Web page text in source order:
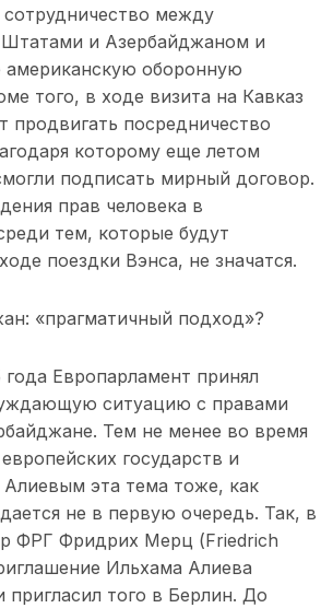
сотрудничество между
и Азербайджаном и
американскую оборонную
того, в ходе визита на Кавказ
продвигать посредничество
которому еще летом
подписать мирный договор.
прав человека в
тем, которые будут
поездки Вэнса, не значатся.
«прагматичный подход»?
года Европарламент принял
ситуацию с правами
Тем не менее во время
государств и
Алиевым эта тема тоже, как
не в первую очередь. Так, в
ФРГ Фридрих Мерц (Friedrich
Ильхама Алиева
пригласил того в Берлин. До